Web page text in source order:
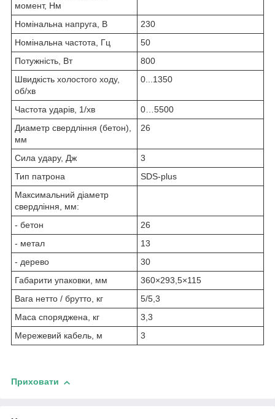
момент, Нм
Номінальна напруга, В
230
Номінальна частота, Гц
50
Потужність, Вт
800
Швидкість холостого ходу,
об/хв
0...1350
Частота ударів, 1/хв
0…5500
Диаметр свердління (бетон),
мм
26
Сила удару, Дж
3
Тип патрона
SDS-plus
Максимальний діаметр
свердління, мм:
- бетон
26
- метал
13
- дерево
30
Габарити упаковки, мм
360×293,5×115
Вага нетто / брутто, кг
5/5,3
Маса споряджена, кг
3,3
Мережевий кабель, м
3
Приховати